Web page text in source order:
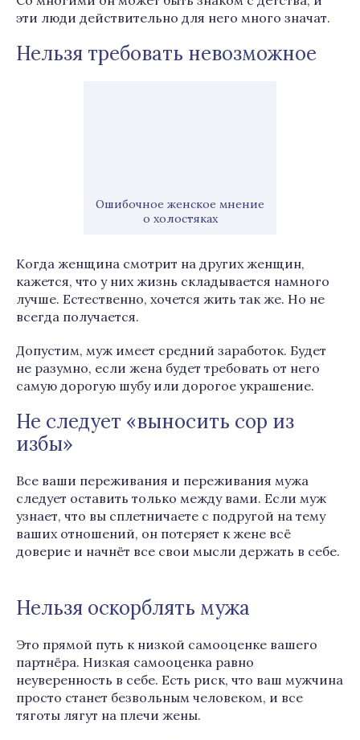
эти люди действительно для него много значат.
Нельзя требовать невозможное
Ошибочное женское мнение
о холостяках
Когда женщина смотрит на других женщин,
кажется, что у них жизнь складывается намного
лучше. Естественно, хочется жить так же. Но не
всегда получается.
Допустим, муж имеет средний заработок. Будет
не разумно, если жена будет требовать от него
самую дорогую шубу или дорогое украшение.
Не следует «выносить сор из
избы»
Все ваши переживания и переживания мужа
следует оставить только между вами. Если муж
узнает, что вы сплетничаете с подругой на тему
ваших отношений, он потеряет к жене всё
доверие и начнёт все свои мысли держать в себе.
Нельзя оскорблять мужа
Это прямой путь к низкой самооценке вашего
партнёра. Низкая самооценка равно
неуверенность в себе. Есть риск, что ваш мужчина
просто станет безвольным человеком, и все
тяготы лягут на плечи жены.